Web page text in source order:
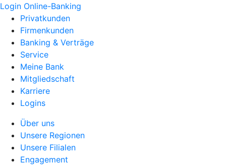
Login Online-Banking
Privatkunden
Firmenkunden
Banking & Verträge
Service
Meine Bank
Mitgliedschaft
Karriere
Logins
Über uns
Unsere Regionen
Unsere Filialen
Engagement